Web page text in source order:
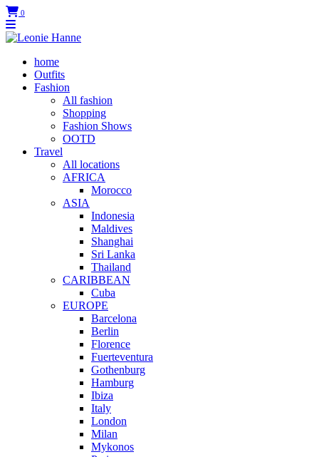
0
home
Outfits
Fashion
All fashion
Shopping
Fashion Shows
OOTD
Travel
All locations
AFRICA
Morocco
ASIA
Indonesia
Maldives
Shanghai
Sri Lanka
Thailand
CARIBBEAN
Cuba
EUROPE
Barcelona
Berlin
Florence
Fuerteventura
Gothenburg
Hamburg
Ibiza
Italy
London
Milan
Mykonos